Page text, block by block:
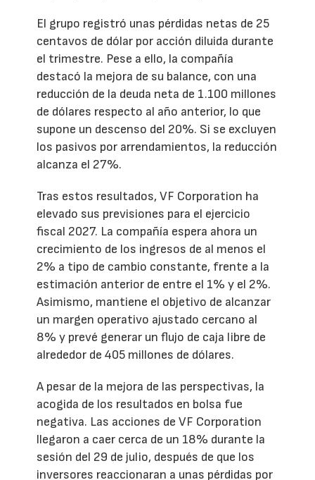
El grupo registró unas pérdidas netas de 25
centavos de dólar por acción diluida durante
el trimestre. Pese a ello, la compañía
destacó la mejora de su balance, con una
reducción de la deuda neta de 1.100 millones
de dólares respecto al año anterior, lo que
supone un descenso del 20%. Si se excluyen
los pasivos por arrendamientos, la reducción
alcanza el 27%.
Tras estos resultados, VF Corporation ha
elevado sus previsiones para el ejercicio
fiscal 2027. La compañía espera ahora un
crecimiento de los ingresos de al menos el
2% a tipo de cambio constante, frente a la
estimación anterior de entre el 1% y el 2%.
Asimismo, mantiene el objetivo de alcanzar
un margen operativo ajustado cercano al
8% y prevé generar un flujo de caja libre de
alrededor de 405 millones de dólares.
A pesar de la mejora de las perspectivas, la
acogida de los resultados en bolsa fue
negativa. Las acciones de VF Corporation
llegaron a caer cerca de un 18% durante la
sesión del 29 de julio, después de que los
inversores reaccionaran a unas pérdidas por